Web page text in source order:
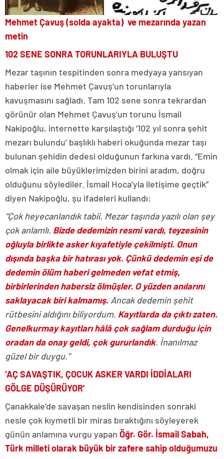
Mehmet Çavuş (solda ayakta) ve mezarında yazan
metin
102 SENE SONRA TORUNLARIYLA BULUŞTU
Mezar taşının tespitinden sonra medyaya yansıyan
haberler ise Mehmet Çavuş’un torunlarıyla
kavuşmasını sağladı. Tam 102 sene sonra tekrardan
görünür olan Mehmet Çavuş’un torunu İsmail
Nakipoğlu, internette karşılaştığı ‘102 yıl sonra şehit
mezarı bulundu’ başlıklı haberi okuğunda mezar taşı
bulunan şehidin dedesi olduğunun farkına vardı. “Emin
olmak için aile büyüklerimizden birini aradım, doğru
olduğunu söylediler. İsmail Hoca’yla iletişime geçtik”
diyen Nakipoğlu, şu ifadeleri kullandı:
“Çok heyecanlandık tabii. Mezar taşında yazılı olan şey
çok anlamlı. Bizde dedemizin resmi vardı, teyzesinin
oğluyla birlikte asker kıyafetiyle çekilmişti. Onun
dışında başka bir hatırası yok. Çünkü dedemin eşi de
dedemin ölüm haberi gelmeden vefat etmiş,
birbirlerinden habersiz ölmüşler. O yüzden anılarını
saklayacak biri kalmamış. Ancak dedemin şehit
rütbesini aldığını biliyordum. Kayıtlarda da çıktı zaten.
Genelkurmay kayıtları hâlâ çok sağlam durduğu için
oradan da onay geldi, çok gururlandık. İnanılmaz
güzel bir duygu.”
‘AÇ SAVAŞTIK, ÇOCUK ASKER VARDI İDDİALARI
GÖLGE DÜŞÜRÜYOR’
Çanakkale’de savaşan neslin kendisinden sonraki
nesle çok kıymetli bir miras bıraktığını söyleyerek
günün anlamına vurgu yapan Öğr. Gör. İsmail Sabah,
Türk milleti olarak büyük bir zafere sahip olduğumuzu